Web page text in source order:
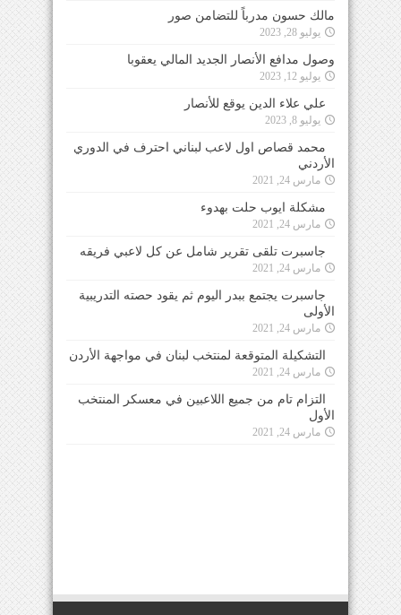
مالك حسون مدرباً للتضامن صور
يوليو 28, 2023
وصول مدافع الأنصار الجديد المالي يعقوبا
يوليو 12, 2023
علي علاء الدين يوقع للأنصار
يوليو 8, 2023
محمد قصاص اول لاعب لبناني احترف في الدوري
الأردني
مارس 24, 2021
مشكلة ايوب حلت بهدوء
مارس 24, 2021
جاسبرت تلقى تقرير شامل عن كل لاعبي فريقه
مارس 24, 2021
جاسبرت يجتمع ببدر اليوم ثم يقود حصته التدريبية
الأولى
مارس 24, 2021
التشكيلة المتوقعة لمنتخب لبنان في مواجهة الأردن
مارس 24, 2021
التزام تام من جميع اللاعبين في معسكر المنتخب
الأول
مارس 24, 2021